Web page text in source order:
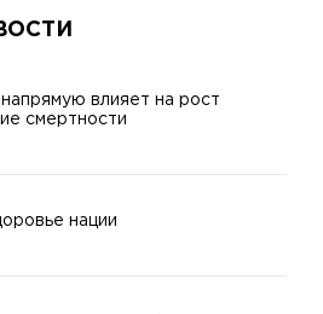
влияет на рост
смертности
нации